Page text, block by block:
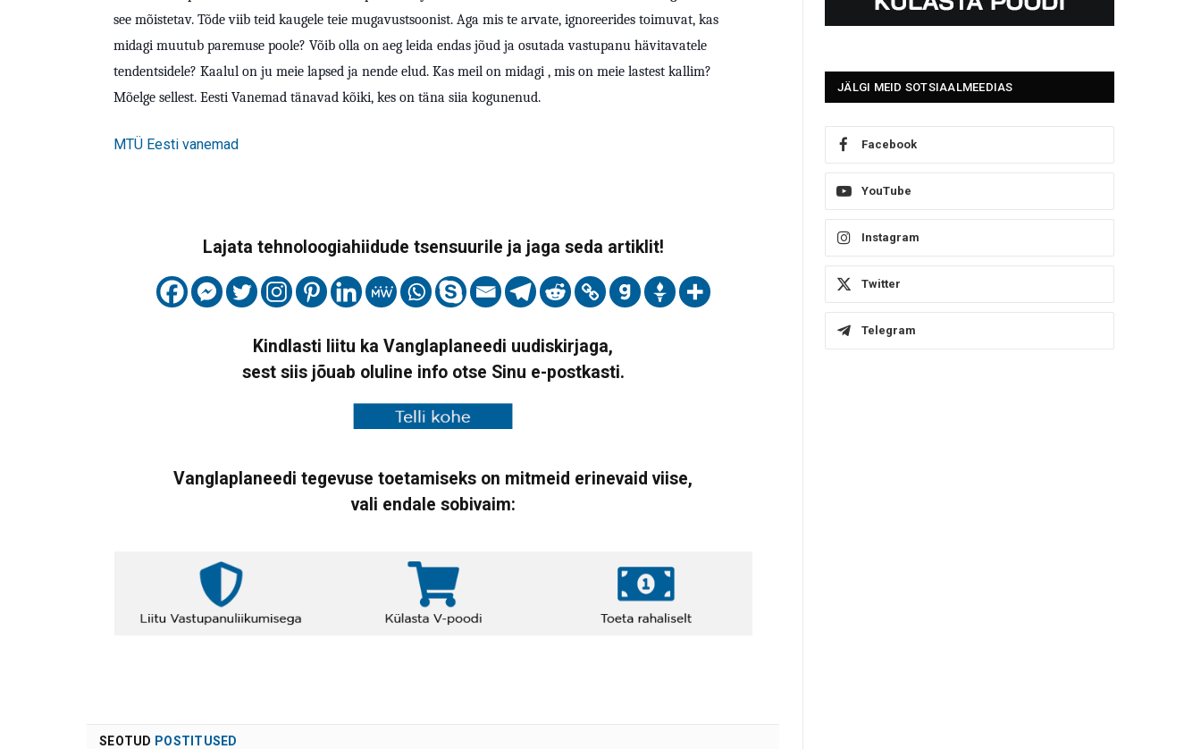
see mõistetav. Tõde viib teid kaugele teie mugavustsoonist. Aga mis te arvate, ignoreerides toimuvat, kas
midagi muutub paremuse poole? Võib olla on aeg leida endas jõud ja osutada vastupanu hävitavatele
tendentsidele? Kaalul on ju meie lapsed ja nende elud. Kas meil on midagi , mis on meie lastest kallim?
Mõelge sellest. Eesti Vanemad tänavad kõiki, kes on täna siia kogunenud.
MTÜ Eesti vanemad
Lajata tehnoloogiahiidude tsensuurile ja jaga seda artiklit!
Kindlasti liitu ka Vanglaplaneedi uudiskirjaga,
sest siis jõuab oluline info otse Sinu e-postkasti.
Vanglaplaneedi tegevuse toetamiseks on mitmeid erinevaid viise,
vali endale sobivaim:
SEOTUD POSTITUSED
JÄLGI MEID SOTSIAALMEEDIAS
Facebook
YouTube
Instagram
Twitter
Telegram